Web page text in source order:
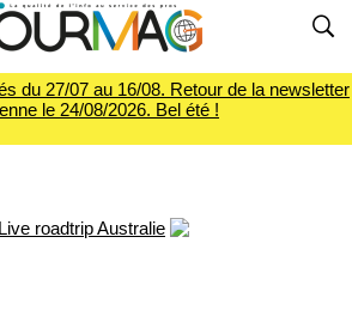
du 27/07 au 16/08. Retour de la newsletter
le 24/08/2026. Bel été !